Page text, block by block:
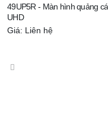
49UP5R - Màn hình quảng
UHD
Giá: Liên hệ